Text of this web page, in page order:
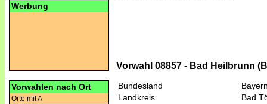
Werbung
Vorwahlen nach Ort
Orte mit A
Vorwahl 08857 - Bad Heilbrunn
Bundesland
Landkreis
Bad